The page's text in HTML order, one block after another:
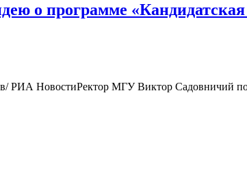
о программе «Кандидатская
РИА НовостиРектор МГУ Виктор Садовничий